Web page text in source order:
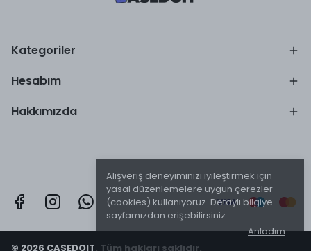
Alışveriş deneyiminizi iyileştirmek için
yasal düzenlemelere uygun çerezler
(cookies) kullanıyoruz. Detaylı bilgiye
sayfamızdan erişebilirsiniz.
Anladım
Kategoriler
Hesabım
Hakkımızda
© 2026 CASEDOIT. Tüm hakları saklıdır.